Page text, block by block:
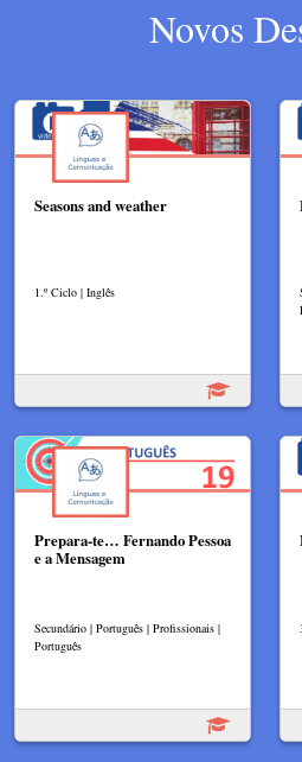
Novos
Seasons and weather
1.º Ciclo | Inglês
Prepara-te… Fernando Pessoa
e a Mensagem
Secundário | Português | Profissionais |
Português